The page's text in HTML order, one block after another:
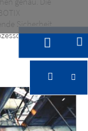
Sicherheit,